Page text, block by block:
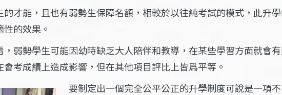
才能，且也有弱勢生保障名額，相較於以往純考試的模式，此升
的效果。
弱勢學生可能因幼時缺乏大人陪伴和教導，在某些學習方面就會有
考成績上造成影響，但在其他項目評比上皆爲平等。
要制定出一個完全公平公正的升學制度可說是一項